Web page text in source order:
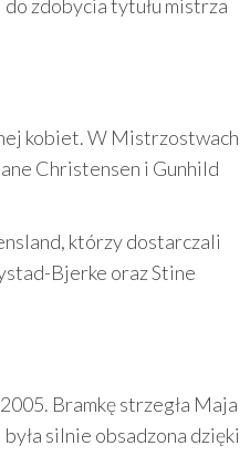
zdobycia tytułu mistrza
kobiet. W Mistrzostwach
Christensen i Gunhild
którzy dostarczali
Bjerke oraz Stine
Bramkę strzegła Maja
silnie obsadzona dzięki